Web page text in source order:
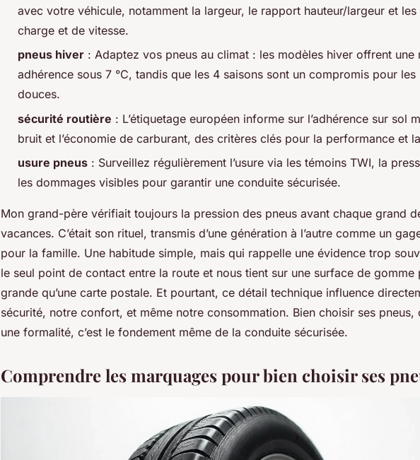
avec votre véhicule, notamment la largeur, le rapport hauteur/largeur et
charge et de vitesse.
pneus hiver : Adaptez vos pneus au climat : les modèles hiver offrent une
adhérence sous 7 °C, tandis que les 4 saisons sont un compromis pour les
douces.
sécurité routière : L’étiquetage européen informe sur l’adhérence sur sol
bruit et l’économie de carburant, des critères clés pour la performance et
usure pneus : Surveillez régulièrement l’usure via les témoins TWI, la
les dommages visibles pour garantir une conduite sécurisée.
Mon grand-père vérifiait toujours la pression des pneus avant chaque grand
vacances. C’était son rituel, transmis d’une génération à l’autre comme un
pour la famille. Une habitude simple, mais qui rappelle une évidence trop
le seul point de contact entre la route et nous tient sur une surface de gomme
grande qu’une carte postale. Et pourtant, ce détail technique influence
sécurité, notre confort, et même notre consommation. Bien choisir ses pneus,
une formalité, c’est le fondement même de la conduite sécurisée.
Comprendre les marquages pour bien choisir ses